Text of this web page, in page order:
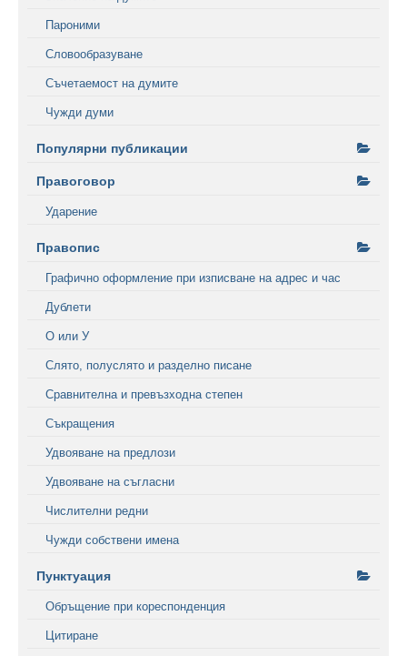
Пароними
Словообразуване
Съчетаемост на думите
Чужди думи
Популярни публикации
Правоговор
Ударение
Правопис
Графично оформление при изписване на адрес и час
Дублети
О или У
Слято, полуслято и разделно писане
Сравнителна и превъзходна степен
Съкращения
Удвояване на предлози
Удвояване на съгласни
Числителни редни
Чужди собствени имена
Пунктуация
Обръщение при кореспонденция
Цитиране